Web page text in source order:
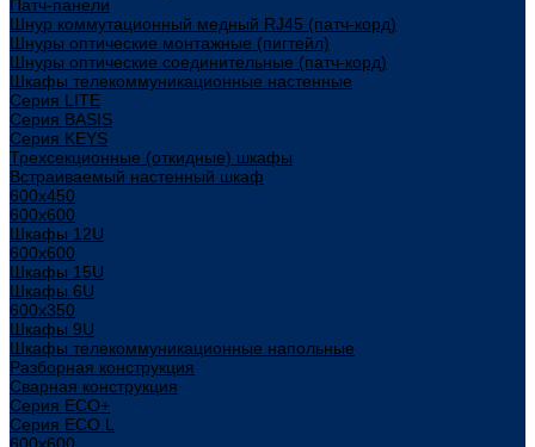
Патч-панели
Шнур коммутационный медный RJ45 (патч-корд)
Шнуры оптические монтажные (пигтейл)
Шнуры оптические соединительные (патч-корд)
Шкафы телекоммуникационные настенные
Cерия LITE
Cерия BASIS
Cерия KEYS
Трехсекционные (откидные) шкафы
Встраиваемый настенный шкаф
600x450
600x600
Шкафы 12U
600x600
Шкафы 15U
Шкафы 6U
600x350
Шкафы 9U
Шкафы телекоммуникационные напольные
Разборная конструкция
Сварная конструкция
Серия ECO+
Серия ECO L